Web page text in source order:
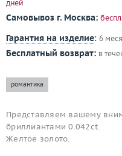
дней
Самовывоз г. Москва:
Гарантия на изделие: 6
Бесплатный возврат: в
романтика
Представляем вашему
бриллиантами 0.042ct.
Желтое золото.